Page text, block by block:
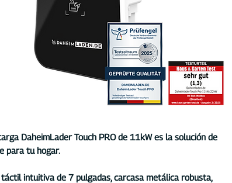
DaheimLader Touch PRO de 11kW es la solución de
para tu hogar.
intuitiva de 7 pulgadas, carcasa metálica robusta,